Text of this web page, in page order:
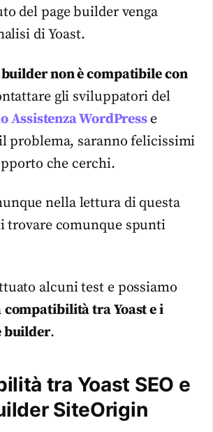
del page builder venga
di Yoast.
non è compatibile con
gli sviluppatori del
Assistenza WordPresse
problema, saranno felicissimi
che cerchi.
nella lettura di questa
trovare comunque spunti
alcuni test e possiamo
compatibilità tra Yoast e i
builder.
tra Yoast SEO e
SiteOrigin